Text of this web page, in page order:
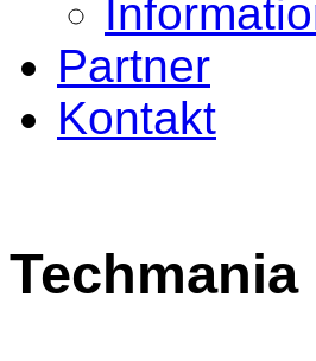
Partner
Kontakt